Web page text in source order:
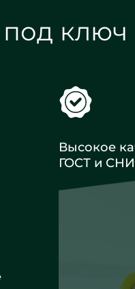
ключ
Высокое
ГОСТ и